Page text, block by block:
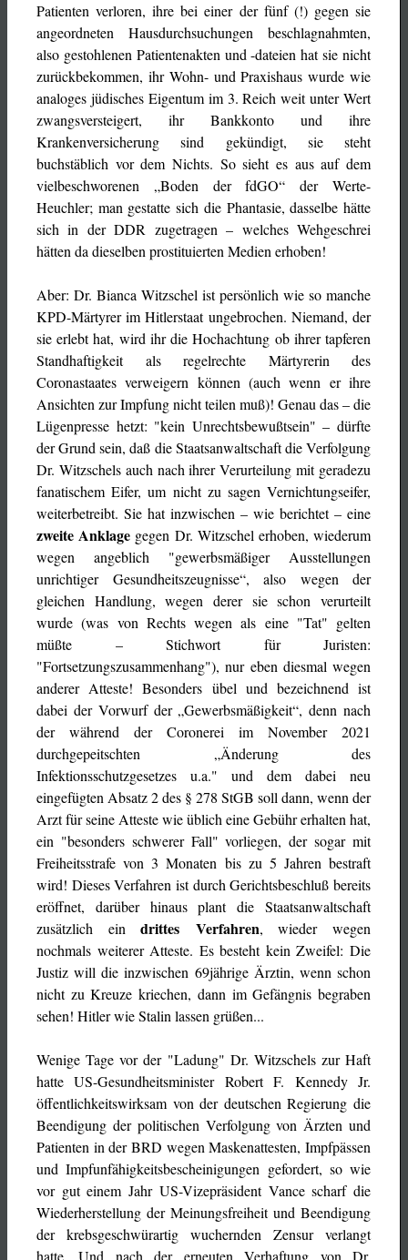
Patienten verloren, ihre bei einer der fünf (!) gegen sie
angeordneten Hausdurchsuchungen beschlagnahmten,
also gestohlenen Patientenakten und -dateien hat sie nicht
zurückbekommen, ihr Wohn- und Praxishaus wurde wie
analoges jüdisches Eigentum im 3. Reich weit unter Wert
zwangsversteigert, ihr Bankkonto und ihre
Krankenversicherung sind gekündigt, sie steht
buchstäblich vor dem Nichts. So sieht es aus auf dem
vielbeschworenen „Boden der fdGO“ der Werte-
Heuchler; man gestatte sich die Phantasie, dasselbe hätte
sich in der DDR zugetragen – welches Wehgeschrei
hätten da dieselben prostituierten Medien erhoben!
Aber: Dr. Bianca Witzschel ist persönlich wie so manche
KPD-Märtyrer im Hitlerstaat ungebrochen. Niemand, der
sie erlebt hat, wird ihr die Hochachtung ob ihrer tapferen
Standhaftigkeit als regelrechte Märtyrerin des
Coronastaates verweigern können (auch wenn er ihre
Ansichten zur Impfung nicht teilen muß)! Genau das – die
Lügenpresse hetzt: "kein Unrechtsbewußtsein" – dürfte
der Grund sein, daß die Staatsanwaltschaft die Verfolgung
Dr. Witzschels auch nach ihrer Verurteilung mit geradezu
fanatischem Eifer, um nicht zu sagen Vernichtungseifer,
weiterbetreibt. Sie hat inzwischen – wie berichtet – eine
zweite Anklage gegen Dr. Witzschel erhoben, wiederum
wegen angeblich "gewerbsmäßiger Ausstellungen
unrichtiger Gesundheitszeugnisse“, also wegen der
gleichen Handlung, wegen derer sie schon verurteilt
wurde (was von Rechts wegen als eine "Tat" gelten
müßte – Stichwort für Juristen:
"Fortsetzungszusammenhang"), nur eben diesmal wegen
anderer Atteste! Besonders übel und bezeichnend ist
dabei der Vorwurf der „Gewerbsmäßigkeit“, denn nach
der während der Coronerei im November 2021
durchgepeitschten „Änderung des
Infektionsschutzgesetzes u.a." und dem dabei neu
eingefügten Absatz 2 des § 278 StGB soll dann, wenn der
Arzt für seine Atteste wie üblich eine Gebühr erhalten hat,
ein "besonders schwerer Fall" vorliegen, der sogar mit
Freiheitsstrafe von 3 Monaten bis zu 5 Jahren bestraft
wird! Dieses Verfahren ist durch Gerichtsbeschluß bereits
eröffnet, darüber hinaus plant die Staatsanwaltschaft
zusätzlich eindrittes Verfahren, wieder wegen
nochmals weiterer Atteste. Es besteht kein Zweifel: Die
Justiz will die inzwischen 69jährige Ärztin, wenn schon
nicht zu Kreuze kriechen, dann im Gefängnis begraben
sehen! Hitler wie Stalin lassen grüßen...
Wenige Tage vor der "Ladung" Dr. Witzschels zur Haft
hatte US-Gesundheitsminister Robert F. Kennedy Jr.
öffentlichkeitswirksam von der deutschen Regierung die
Beendigung der politischen Verfolgung von Ärzten und
Patienten in der BRD wegen Maskenattesten, Impfpässen
und Impfunfähigkeitsbescheinigungen gefordert, so wie
vor gut einem Jahr US-Vizepräsident Vance scharf die
Wiederherstellung der Meinungsfreiheit und Beendigung
der krebsgeschwürartig wuchernden Zensur verlangt
hatte. Und nach der erneuten Verhaftung von Dr.